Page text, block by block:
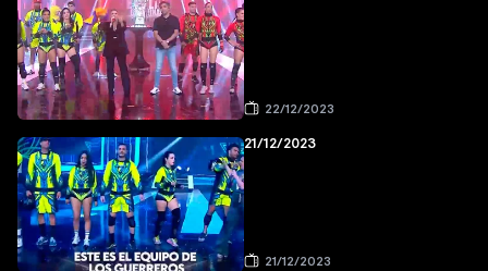
22/12/2023
21/12/2023
21/12/2023